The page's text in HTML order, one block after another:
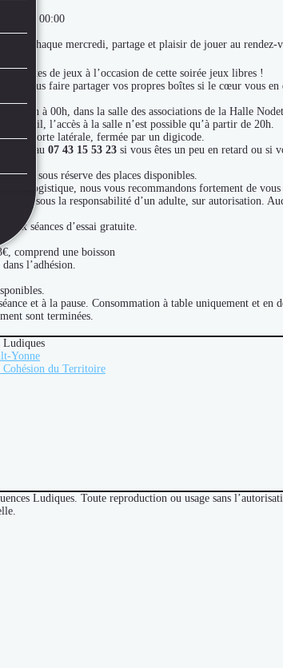
2024 00:00
! Chaque mercredi, partage et plaisir de jouer au rendez-
boîtes de jeux à l’occasion de cette soirée jeux libres !
à nous faire partager vos propres boîtes si le cœur vous en
de 20h à 00h, dans la salle des associations de la Halle
accueil, l’accès à la salle n’est possible qu’à partir de 20h.
la porte latérale, fermée par un digicode.
au 07 43 15 53 23 si vous êtes un peu en retard ou si
sous réserve des places disponibles.
et de logistique, nous vous recommandons fortement de
ans sous la responsabilité d’un adulte, sur autorisation.
séances d’essai gratuite.
comprend une boisson
l’adhésion.
et à la pause. Consommation à table uniquement et en
sont terminées.
Ludiques
Ludiques. Toute reproduction ou usage sans